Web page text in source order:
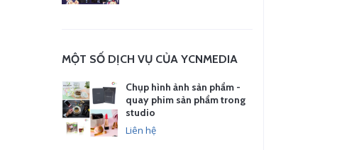
MỘT SỐ DỊCH VỤ CỦA YCNMEDIA
Chụp hình ảnh sản phẩm -
quay phim sản phẩm trong
studio
Liên hệ